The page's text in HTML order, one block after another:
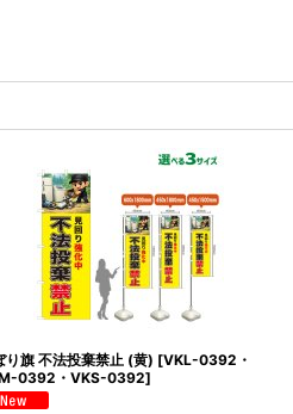
り旗 不法投棄禁止 (黄) [VKL-0392・
0392・VKS-0392]